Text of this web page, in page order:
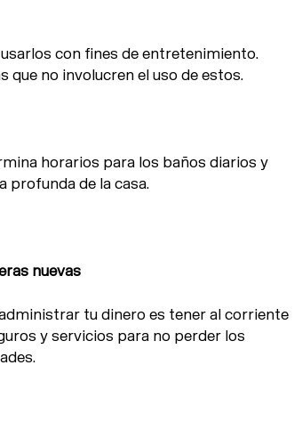
con fines de entretenimiento.
que no involucren el uso de estos.
horarios para los baños diarios y
profunda de la casa.
nuevas
tu dinero es tener al corriente
y servicios para no perder los